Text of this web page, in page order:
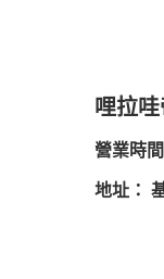
哩拉
營業時
地址：